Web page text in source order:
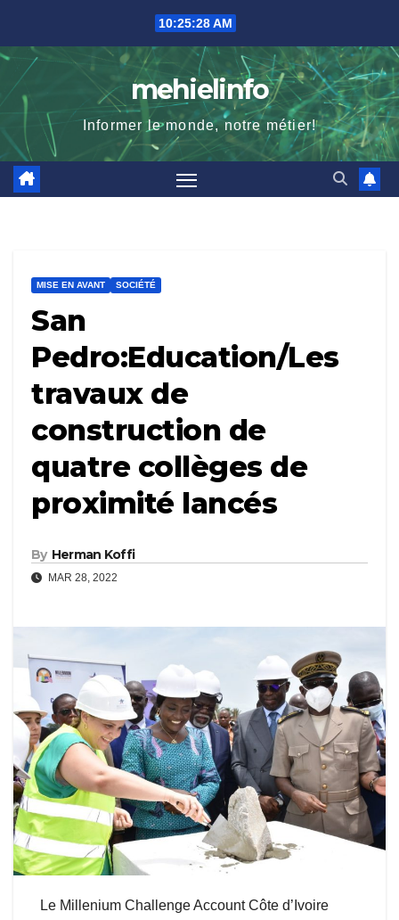
content
10:25:29 AM
mehielinfo
Informer le monde, notre métier!
MISE EN AVANT SOCIÉTÉ
San
Pedro:Education/Les
travaux de
construction de
quatre collèges de
proximité lancés
By Herman Koffi
MAR 28, 2022
Le Millenium Challenge Account Côte d’Ivoire